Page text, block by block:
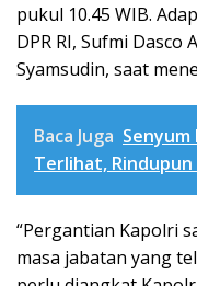
pukul 10.45 WIB.
DPR RI, Sufmi Dasco
Syamsudin, saat
Baca Juga Senyum
Terlihat,
“Pergantian Kapolri
masa jabatan yang